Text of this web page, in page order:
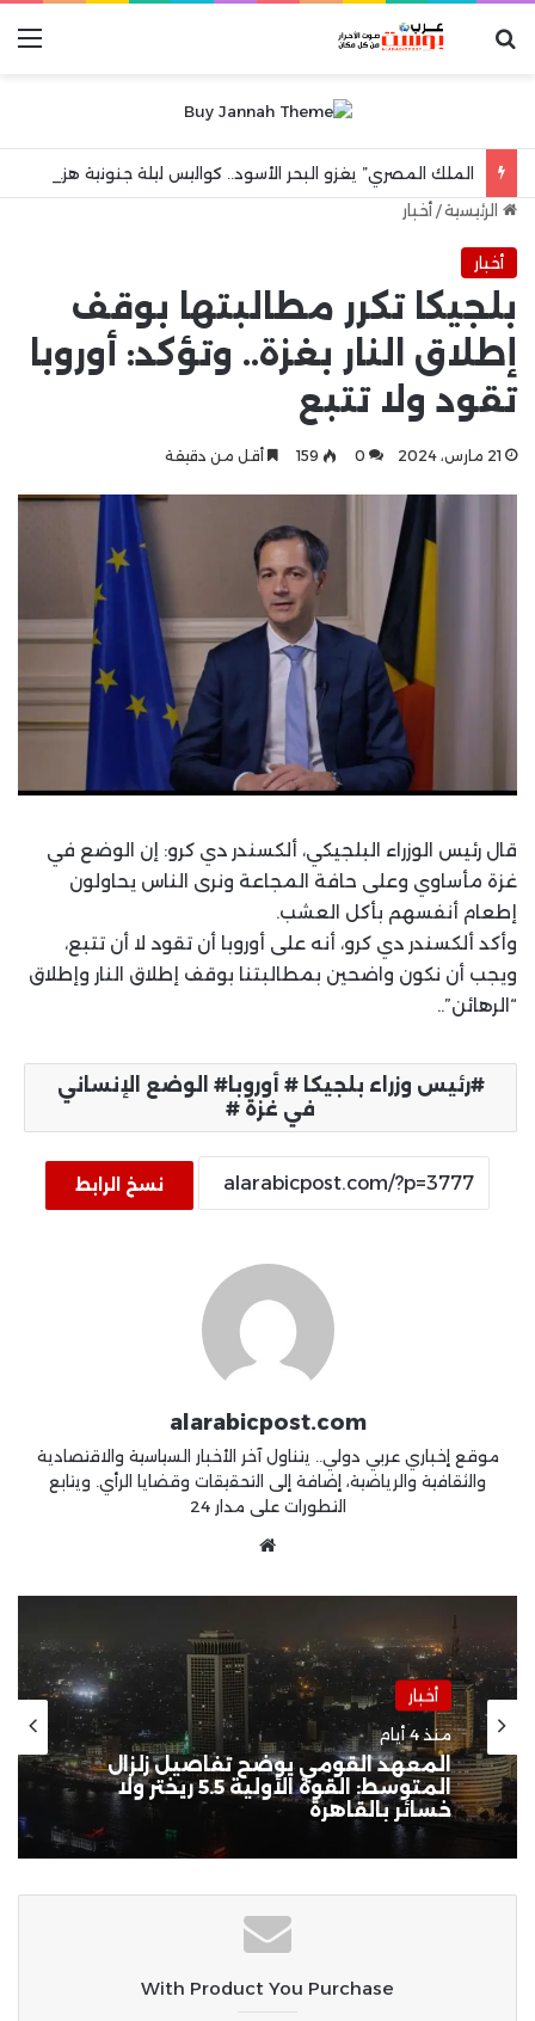
بحث عن
الرئيسية/ أخبار
أخبار
بلجيكا تكرر مطالبتها بوقف
إطلاق النار بغزة.. وتؤكد: أوروبا
تقود ولا تتبع
21 مارس، 2024 0
159 أقل من دقيقة
قال رئيس الوزراء البلجيكي، ألكسندر دي كرو: إن الوضع في
غزة مأساوي وعلى حافة المجاعة ونرى الناس يحاولون
إطعام أنفسهم بأكل العشب.
وأكد ألكسندر دي كرو، أنه على أوروبا أن تقود لا أن تتبع،
ويجب أن نكون واضحين بمطالبتنا بوقف إطلاق النار وإطلاق
“الرهائن”..
رئيس وزراء بلجيكا # أوروبا# الوضع الإنساني
في غزة #
نسخ الرابط
alarabicpost.com
موقع إخباري عربي دولي.. يتناول آخر الأخبار السياسية والاقتصادية
والثقافية والرياضية، إضافة إلى التحقيقات وقضايا الرأي. ويتابع
التطورات على مدار 24
أخبار
منذ 4 أيام
المعهد القومي يوضح تفاصيل زلزال
أخبار
منذ أسبوعين
جيش الاحتلال يواصل الاعتداءات
بالضفة المحتلة ويرتكب مجزرة في
“تل” وحملات اعتقال واقتحامات
With Product You Purchase